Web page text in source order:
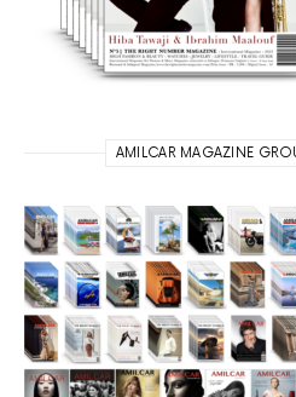
AMILCAR MAGAZINE